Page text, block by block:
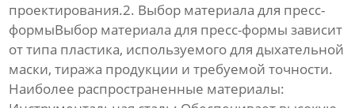
проектирования.2. Выбор материала для пресс-
формыВыбор материала для пресс-формы зависит
от типа пластика, используемого длядыхательной
маски, тиража продукции и требуемой точности.
Наиболее распространенные материалы: